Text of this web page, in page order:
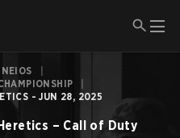
- JUN 28, 2025
– Call of Duty